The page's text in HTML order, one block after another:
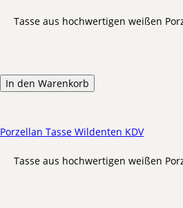
Tasse aus hochwertigen weißen
In den Warenkorb
Porzellan Tasse Wildenten KDV
Tasse aus hochwertigen weißen